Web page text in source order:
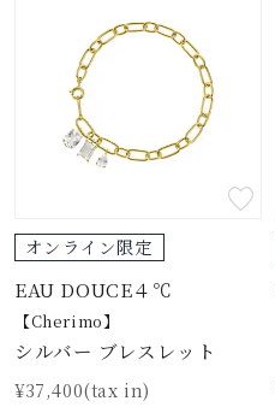
オンライン限定
EAU DOUCE４℃
【Cherimo】
シルバー ブレスレット
¥37,400(tax in)